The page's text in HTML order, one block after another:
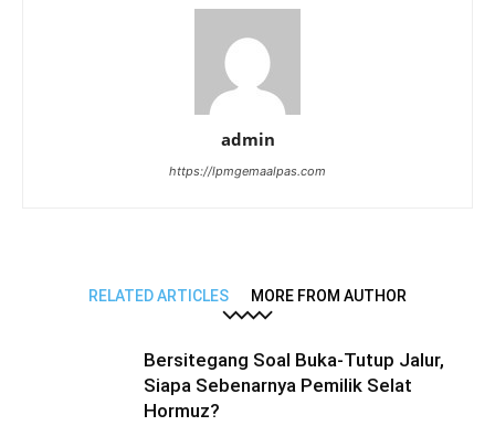
admin
https://lpmgemaalpas.com
RELATED ARTICLES MORE FROM AUTHOR
Bersitegang Soal Buka-Tutup Jalur,
Siapa Sebenarnya Pemilik Selat
Hormuz?